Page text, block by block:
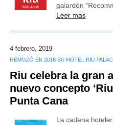
galardón
Leer más
4 febrero, 2019
REMOZÓ EN 2018 SU HOTEL RIU
Riu celebra la gran
nuevo concepto
Punta Cana
La cadena